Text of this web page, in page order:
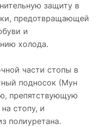
защиту в
предотвращающей
и
холода.
части стопы в
подносок (Мун
препятствующую
стопу, и
полиуретана.